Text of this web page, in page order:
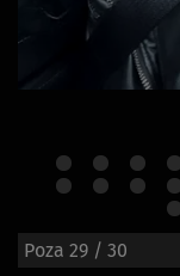
Poza 29 / 30